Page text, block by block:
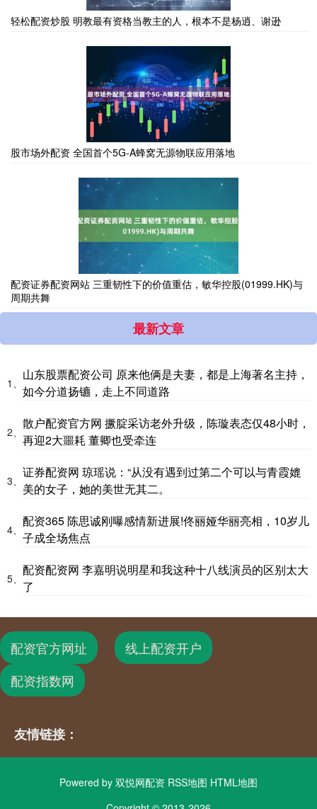
轻松配资炒股 明教最有资格当教主的人，根本不是杨逍、谢逊
股市场外配资 全国首个5G-A蜂窝无源物联应用落地
配资证券配资网站 三重韧性下的价值重估，敏华控股(01999.HK)与
周期共舞
最新文章
1、
山东股票配资公司 原来他俩是夫妻，都是上海著名主持，
如今分道扬镳，走上不同道路
2、
散户配资官方网 撅腚采访老外升级，陈璇表态仅48小时，
再迎2大噩耗 董卿也受牵连
3、
证券配资网 琼瑶说：“从没有遇到过第二个可以与青霞媲
美的女子‌，她的美世无其二。
4、
配资365 陈思诚刚曝感情新进展!佟丽娅华丽亮相，10岁儿
子成全场焦点
5、
配资配资网 李嘉明说明星和我这种十八线演员的区别太大
了
配资官方网址
线上配资开户
配资指数网
友情链接：
Powered by 双悦网配资 RSS地图 HTML地图